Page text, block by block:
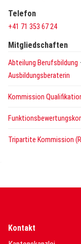
Telefon
+41 71 353 67 24
Mitgliedschaften
Abteilung Berufsbildung
Ausbildungsberaterin
Kommission
Tripartite Kommission
Kontakt